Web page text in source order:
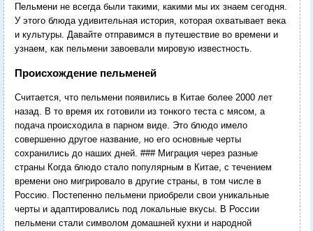
Пельмени не всегда были такими, какими мы их знаем сегодня.
У этого блюда удивительная история, которая охватывает века
и культуры. Давайте отправимся в путешествие во времени и
узнаем, как пельмени завоевали мировую известность.
Происхождение пельменей
Считается, что пельмени появились в Китае более 2000 лет
назад. В то время их готовили из тонкого теста с мясом, а
подача происходила в парном виде. Это блюдо имело
совершенно другое название, но его основные черты
сохранились до наших дней. ### Миграция через разные
страны Когда блюдо стало популярным в Китае, с течением
времени оно мигрировало в другие страны, в том числе в
Россию. Постепенно пельмени приобрели свои уникальные
черты и адаптировались под локальные вкусы. В России
пельмени стали символом домашней кухни и народной